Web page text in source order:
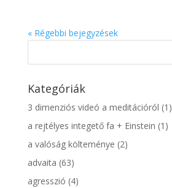
« Régebbi bejegyzések
Kategóriák
3 dimenziós videó a meditációról (1)
a rejtélyes integető fa + Einstein (1)
a valóság költeménye (2)
advaita (63)
agresszió (4)